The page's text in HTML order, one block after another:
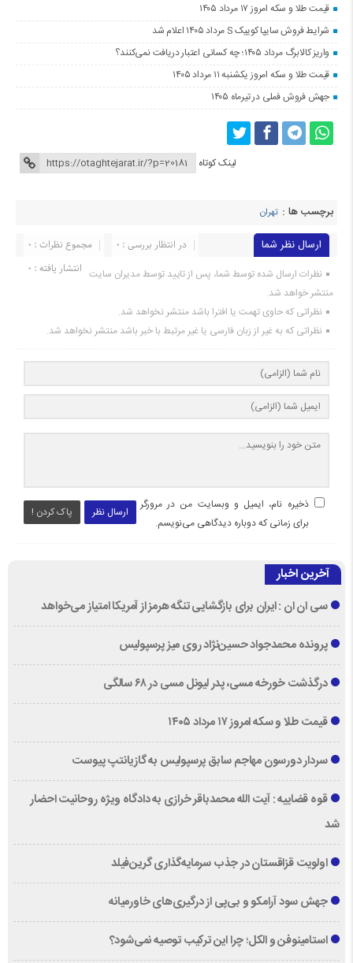
قیمت طلا و سکه امروز ۱۷ مرداد ۱۴۰۵
شرایط فروش سایپا کوییک S مرداد ۱۴۰۵ اعلام شد
واریز کالابرگ مرداد ۱۴۰۵؛ چه کسانی اعتبار دریافت نمی‌کنند؟
قیمت طلا و سکه امروز یکشنبه ۱۱ مرداد ۱۴۰۵
جهش فروش فملی در تیرماه ۱۴۰۵
لینک کوتاه
برچسب ها : تهران
ارسال نظر شما مجموع نظرات : 0
در انتظار بررسی : 0
انتشار یافته : 0 نظرات ارسال شده توسط شما، پس از تایید توسط مدیران سایت
منتشر خواهد شد.
نظراتی که حاوی تهمت یا افترا باشد منتشر نخواهد شد.
نظراتی که به غیر از زبان فارسی یا غیر مرتبط با خبر باشد منتشر نخواهد شد.
ارسال نظر پاک کردن !
ذخیره نام، ایمیل و وبسایت من در مرورگر
برای زمانی که دوباره دیدگاهی می‌نویسم.
آخرین اخبار
سی ان ان : ایران برای بازگشایی تنگه هرمز از آمریکا امتیاز می‌خواهد
پرونده محمدجواد حسین‌نژاد روی میز پرسپولیس
درگذشت خورخه مسی، پدر لیونل مسی در ۶۸ سالگی
قیمت طلا و سکه امروز ۱۷ مرداد ۱۴۰۵
سردار دورسون مهاجم سابق پرسپولیس به گازیانتپ پیوست
قوه قضاییه : آیت الله محمدباقر خرازی به دادگاه ویژه روحانیت احضار
شد
اولویت قزاقستان در جذب سرمایه‌گذاری گرین‌فیلد
جهش سود آرامکو و بی‌پی از درگیری‌های خاورمیانه
استامینوفن و الکل؛ چرا این ترکیب توصیه نمی‌شود؟